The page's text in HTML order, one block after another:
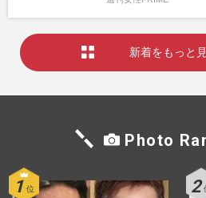
新着をもっと
Photo